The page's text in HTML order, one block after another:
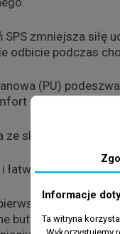
zmniejsza siłę
odbicie podczas
(PU)
na mokrym
ze skóry naturalnej
łatwe do wyjęcia.
użyciem
buty należy
Informacje
Ta witryna